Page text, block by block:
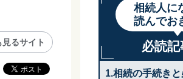
見るサイト
相続人に
読んでお
必読記
1.相続の手続き